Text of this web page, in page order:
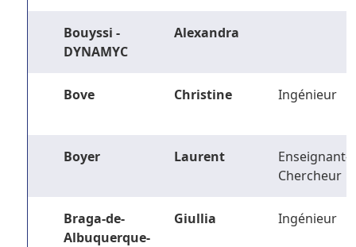
Bouyssi -
DYNAMYC
Alexandra
Bove Christine Ingénieur
Boyer Laurent
Enseignant-
Chercheur
Braga-de-
Albuquerque-
Giullia Ingénieur